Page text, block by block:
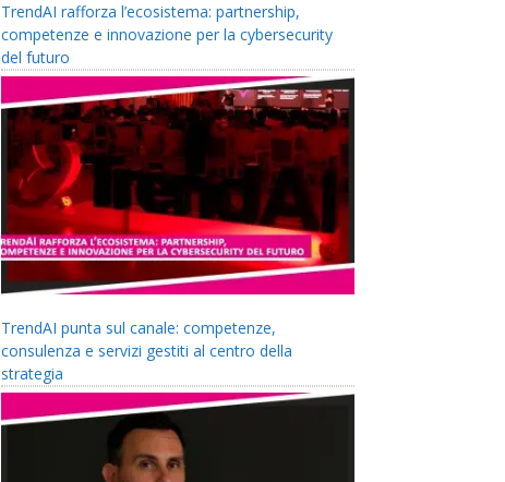
TrendAI rafforza l’ecosistema: partnership,
competenze e innovazione per la cybersecurity
del futuro
TrendAI punta sul canale: competenze,
consulenza e servizi gestiti al centro della
strategia